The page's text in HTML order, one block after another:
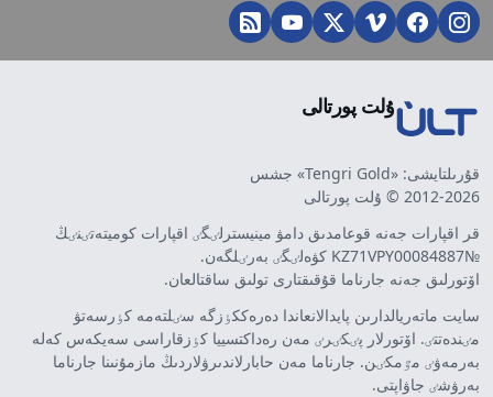
ۇلت پورتالى
قۇرىلتايشى: «Tengri Gold» جشس
2012-2026 © ۇلت پورتالى
قر اقپارات جەنە قوعامدىق دامۋ مينيسترلٸگٸ اقپارات كوميتەتٸنٸڭ
№KZ71VPY00084887 كۋەلٸگٸ بەرٸلگەن.
اۆتورلىق جەنە جارناما قۇقىقتارى تولىق ساقتالعان.
سايت ماتەريالدارىن پايدالانعاندا دەرەككٶزگە سٸلتەمە كٶرسەتۋ
مٸندەتتٸ. اۆتورلار پٸكٸرٸ مەن رەداكتسييا كٶزقاراسى سەيكەس كەلە
بەرمەۋٸ مٷمكٸن. جارناما مەن حابارلاندىرۋلاردىڭ مازمۇنىنا جارناما
بەرۋشٸ جاۋاپتى.